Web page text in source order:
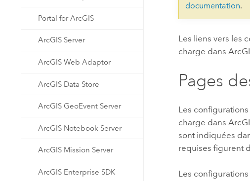
Portal for ArcGIS
ArcGIS Server
ArcGIS Web Adaptor
ArcGIS Data Store
ArcGIS GeoEvent Server
ArcGIS Notebook Server
ArcGIS Mission Server
ArcGIS Enterprise SDK
documentation.
Les liens vers les
charge dans
Pages
Les
charge dans
sont indiquées
requises figurent
Les